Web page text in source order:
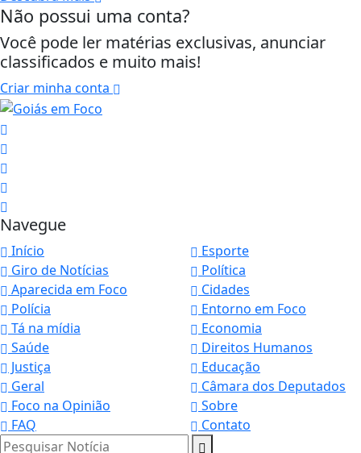
Não possui uma conta?
Você pode ler matérias exclusivas, anunciar
classificados e muito mais!
Criar minha conta
Navegue
Início
Esporte
Giro de Notícias
Política
Aparecida em Foco
Cidades
Polícia
Entorno em Foco
Tá na mídia
Economia
Saúde
Direitos Humanos
Justiça
Educação
Geral
Câmara dos Deputados
Foco na Opinião
Sobre
FAQ
Contato
Pesquisar Notícia